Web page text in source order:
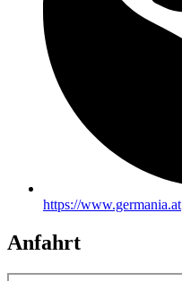
https://www.germania.at
Anfahrt